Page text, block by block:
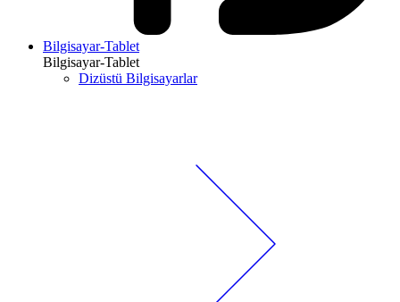
Bilgisayar-Tablet
Bilgisayar-Tablet
Dizüstü Bilgisayarlar